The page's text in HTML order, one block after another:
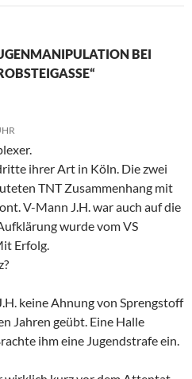
BEI
ihrer Art in Köln. Die zwei
TNT Zusammenhang mit
V-Mann J.H. war auch auf die
wurde vom VS
Erfolg.
keine Ahnung von Sprengstoff
Jahren geübt. Eine Halle
ihm eine Jugendstrafe ein.